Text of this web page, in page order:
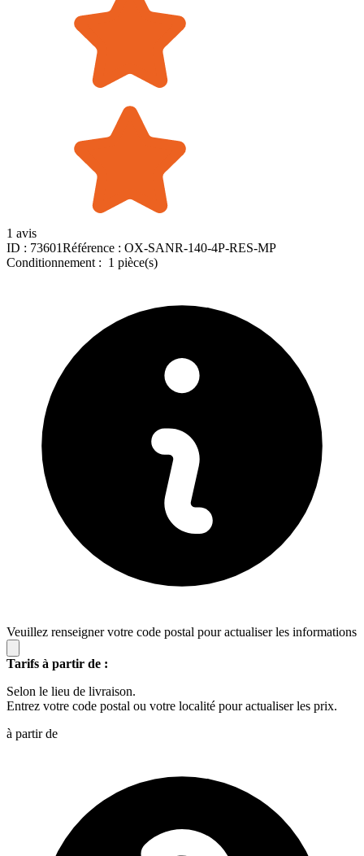
1 avis
ID : 73601Référence : OX-SANR-140-4P-RES-MP
Conditionnement : 1 pièce(s)
Veuillez renseigner votre code postal pour actualiser les informations
Tarifs à partir de :
Selon le lieu de livraison.
Entrez votre code postal ou votre localité pour actualiser les prix.
à partir de